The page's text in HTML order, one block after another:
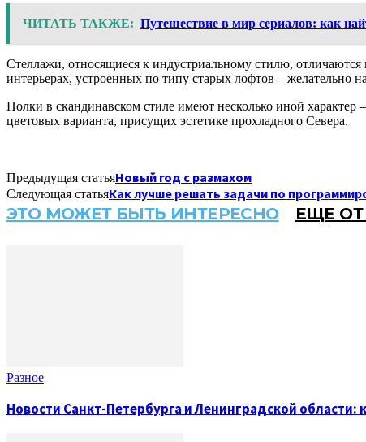
ЧИТАТЬ ТАКЖЕ: Путешествие в мир сериалов: как
Стеллажи, относящиеся к индустриальному стилю, отличаются
интерьерах, устроенных по типу старых лофтов – желательно
Полки в скандинавском стиле имеют несколько иной
цветовых варианта, присущих эстетике прохладного Севера.
Предыдущая статьяНовый год с размахом
Следующая статьяКак лучше решать задачи по
ЭТО МОЖЕТ БЫТЬ ИНТЕРЕСНО ЕЩЕ
Разное
Новости Санкт-Петербурга и Ленинградской